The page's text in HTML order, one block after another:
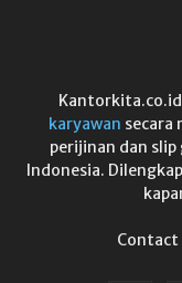
karyawan secara
perijinan dan slip
Indonesia.
Contact